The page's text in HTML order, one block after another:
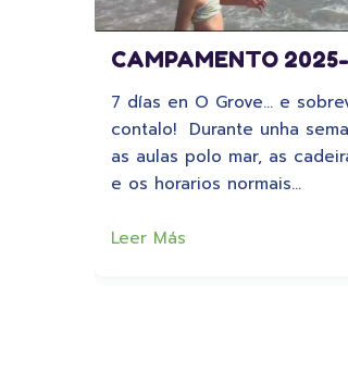
CAMPAMENTO
7 días en O Grove… e
contalo! Durante unha
as aulas polo mar, as
e os horarios normais…
Leer Más